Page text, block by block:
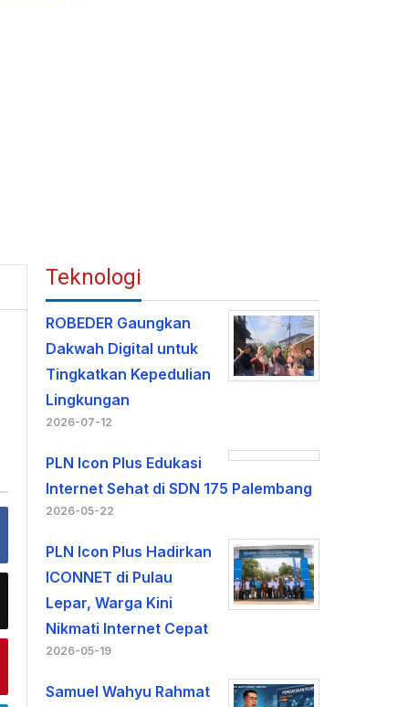
Teknologi
ROBEDER Gaungkan
Dakwah Digital untuk
Tingkatkan Kepedulian
Lingkungan
2026-07-12
PLN Icon Plus Edukasi
Internet Sehat di SDN 175 Palembang
2026-05-22
PLN Icon Plus Hadirkan
ICONNET di Pulau
Lepar, Warga Kini
Nikmati Internet Cepat
2026-05-19
Samuel Wahyu Rahmat